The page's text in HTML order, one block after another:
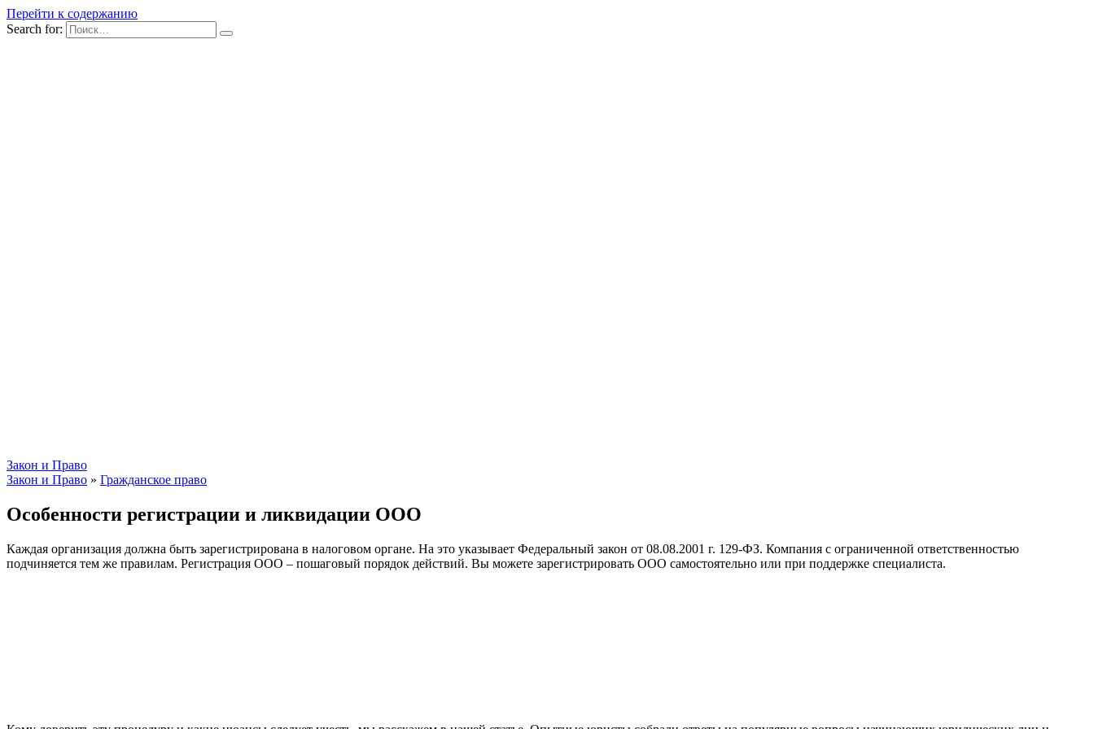
Перейти к содержанию
Search for:
Закон и Право
Закон и Право » Гражданское право
Особенности регистрации и ликвидации ООО
Каждая организация должна быть зарегистрирована в налоговом органе. На это указывает Федеральный закон от 08.08.2001 г. 129-ФЗ. Компания с ограниченной ответственностью
подчиняется тем же правилам. Регистрация ООО – пошаговый порядок действий. Вы можете зарегистрировать ООО самостоятельно или при поддержке специалиста.